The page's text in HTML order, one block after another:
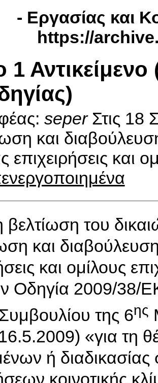
- Εργασίας και
https://
seperΣτις 18
και
επιχειρήσεις και
βελτίωση του
και
και ομίλους
Οδηγία 2009/38/
της 6ης
«για τη
ή διαδικασίας
κοινοτικής